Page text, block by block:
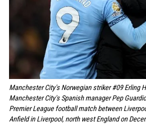
Manchester City's Norwegian striker #09 Erling
Manchester City's Spanish manager Pep
Premier League football match between
Anfield in Liverpool, north west England on